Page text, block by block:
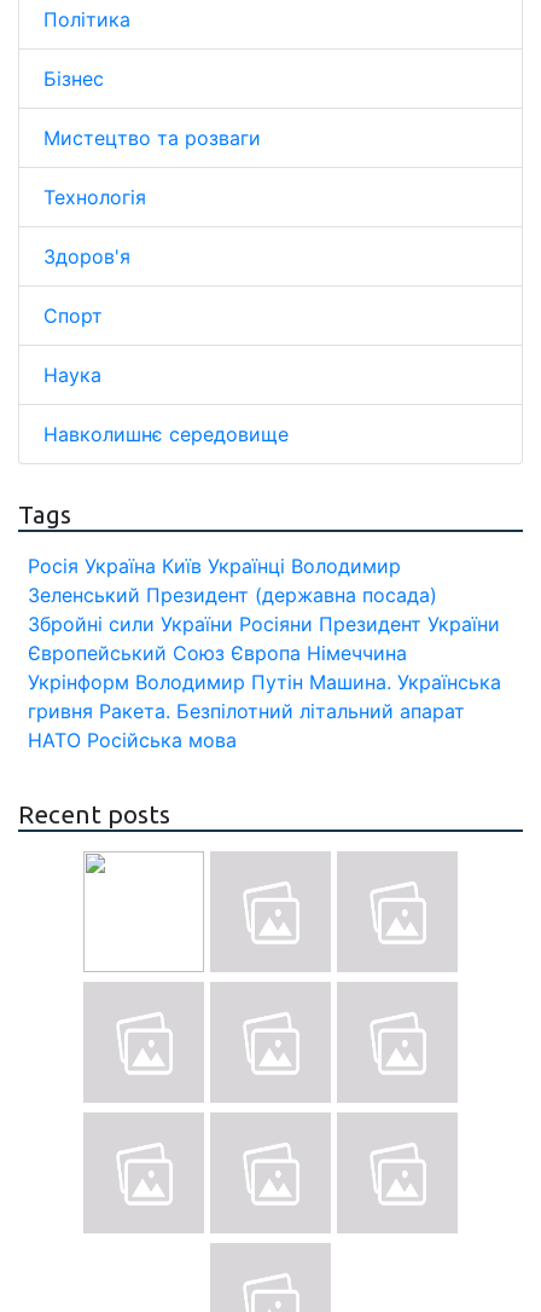
Політика
Бізнес
Мистецтво та розваги
Технологія
Здоров'я
Спорт
Наука
Навколишнє середовище
Tags
Росія Україна Київ Українці Володимир
Зеленський Президент (державна посада)
Збройні сили України Росіяни Президент України
Європейський Союз Європа Німеччина
Укрінформ Володимир Путін Машина. Українська
гривня Ракета. Безпілотний літальний апарат
НАТО Російська мова
Recent posts